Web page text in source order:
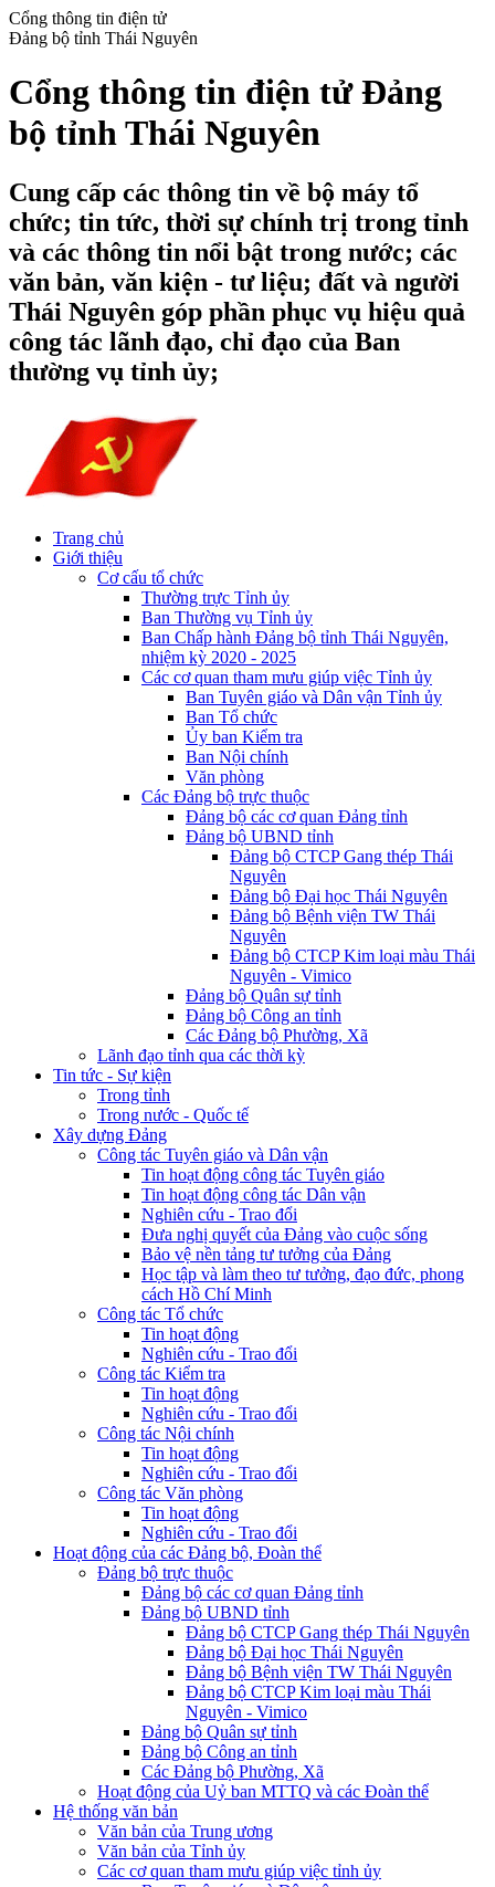
Cổng thông tin điện tử
Đảng bộ tỉnh Thái Nguyên
Cổng thông tin điện tử Đảng
bộ tỉnh Thái Nguyên
Cung cấp các thông tin về bộ máy tổ
chức; tin tức, thời sự chính trị trong tỉnh
và các thông tin nổi bật trong nước; các
văn bản, văn kiện - tư liệu; đất và người
Thái Nguyên góp phần phục vụ hiệu quả
công tác lãnh đạo, chỉ đạo của Ban
thường vụ tỉnh ủy;
Trang chủ
Giới thiệu
Cơ cấu tổ chức
Thường trực Tỉnh ủy
Ban Thường vụ Tỉnh ủy
Ban Chấp hành Đảng bộ tỉnh Thái Nguyên,
nhiệm kỳ 2020 - 2025
Các cơ quan tham mưu giúp việc Tỉnh ủy
Ban Tuyên giáo và Dân vận Tỉnh ủy
Ban Tổ chức
Ủy ban Kiểm tra
Ban Nội chính
Văn phòng
Các Đảng bộ trực thuộc
Đảng bộ các cơ quan Đảng tỉnh
Đảng bộ UBND tỉnh
Đảng bộ CTCP Gang thép Thái
Nguyên
Đảng bộ Đại học Thái Nguyên
Đảng bộ Bệnh viện TW Thái
Nguyên
Đảng bộ CTCP Kim loại màu Thái
Nguyên - Vimico
Đảng bộ Quân sự tỉnh
Đảng bộ Công an tỉnh
Các Đảng bộ Phường, Xã
Lãnh đạo tỉnh qua các thời kỳ
Tin tức - Sự kiện
Trong tỉnh
Trong nước - Quốc tế
Xây dựng Đảng
Công tác Tuyên giáo và Dân vận
Tin hoạt động công tác Tuyên giáo
Tin hoạt động công tác Dân vận
Nghiên cứu - Trao đổi
Đưa nghị quyết của Đảng vào cuộc sống
Bảo vệ nền tảng tư tưởng của Đảng
Học tập và làm theo tư tưởng, đạo đức, phong
cách Hồ Chí Minh
Công tác Tổ chức
Tin hoạt động
Nghiên cứu - Trao đổi
Công tác Kiểm tra
Tin hoạt động
Nghiên cứu - Trao đổi
Công tác Nội chính
Tin hoạt động
Nghiên cứu - Trao đổi
Công tác Văn phòng
Tin hoạt động
Nghiên cứu - Trao đổi
Hoạt động của các Đảng bộ, Đoàn thể
Đảng bộ trực thuộc
Đảng bộ các cơ quan Đảng tỉnh
Đảng bộ UBND tỉnh
Đảng bộ CTCP Gang thép Thái Nguyên
Đảng bộ Đại học Thái Nguyên
Đảng bộ Bệnh viện TW Thái Nguyên
Đảng bộ CTCP Kim loại màu Thái
Nguyên - Vimico
Đảng bộ Quân sự tỉnh
Đảng bộ Công an tỉnh
Các Đảng bộ Phường, Xã
Hoạt động của Uỷ ban MTTQ và các Đoàn thể
Hệ thống văn bản
Văn bản của Trung ương
Văn bản của Tỉnh ủy
Các cơ quan tham mưu giúp việc tỉnh ủy